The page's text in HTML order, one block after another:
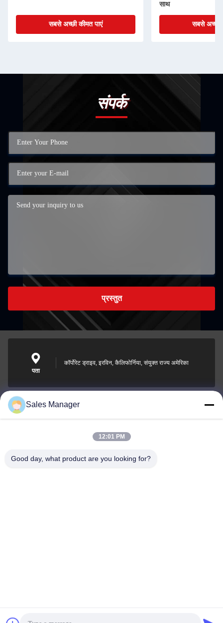
सबसे अच्छी कीमत पाएं
साथ
सबसे अच्छी
संपर्क
प्रस्तुत
पता
कॉर्पोरेट ड्राइव, इरविन, कैलिफोर्निया, संयुक्त राज्य अमेरिका
sales@ltcircuit.com
Sales Manager
12:01 PM
Good day, what product are you looking for?